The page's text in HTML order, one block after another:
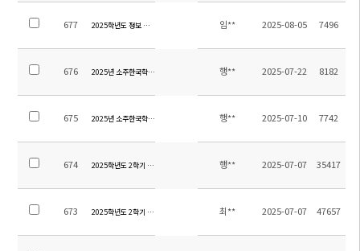
677 2025학년도 정보 시간강사 교원 초빙 재공고 임** 2025-08-05 7496
676 2025년 소주한국학교 9,12학년 졸업여행 위탁용역 업체 선정 재입찰 공고
행** 2025-07-22 8182
675 2025년 소주한국학교 9,12학년 졸업여행 위탁용역 업체 선정 입찰 공고
행** 2025-07-10 7742
674 2025학년도 2학기 통학차량 운행 감축 조정 안내
행** 2025-07-07 35417
673 2025학년도 2학기 중등 방과후학교 하교 차량 운행 시간 조정 안내
최** 2025-07-07 47657